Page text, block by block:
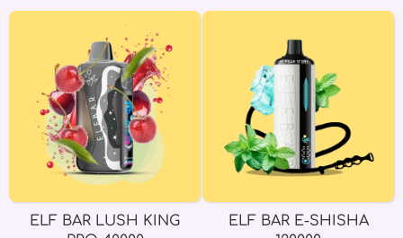
ELF BAR LUSH KING
ELF BAR E-SHISHA